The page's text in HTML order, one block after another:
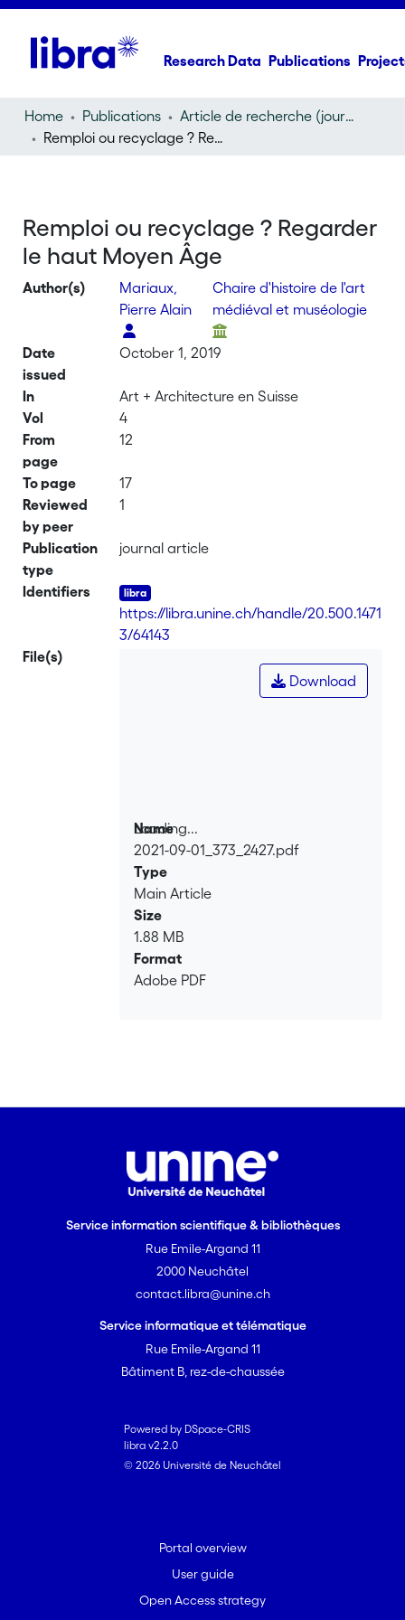
Research Data Publications
Home Publications
Article de recherche (journal article)
Remploi ou recyclage ? Regarder le haut Moyen Âge
Remploi ou recyclage ? Regarder
le haut Moyen Âge
Author(s)
Mariaux,
Pierre Alain
Chaire d'histoire de l'art
médiéval et muséologie
Date
issued
October 1, 2019
In
Art + Architecture en Suisse
Vol
4
From
page
12
To page
17
Reviewed
by peer
1
Publication
type
journal article
Identifiers
https://libra.unine.ch/handle/20.500.1471
3/64143
File(s)
Loading...
Loading...
Download
Name
2021-09-01_373_2427.pdf
Type
Main Article
Size
1.88 MB
Format
Adobe PDF
Service information scientifique & bibliothèques
Rue Emile-Argand 11
2000 Neuchâtel
contact.libra@unine.ch
Service informatique et télématique
Rue Emile-Argand 11
Bâtiment B, rez-de-chaussée
Powered by DSpace-CRIS
libra v2.2.0
© 2026 Université de Neuchâtel
Portal overview
User guide
Open Access strategy